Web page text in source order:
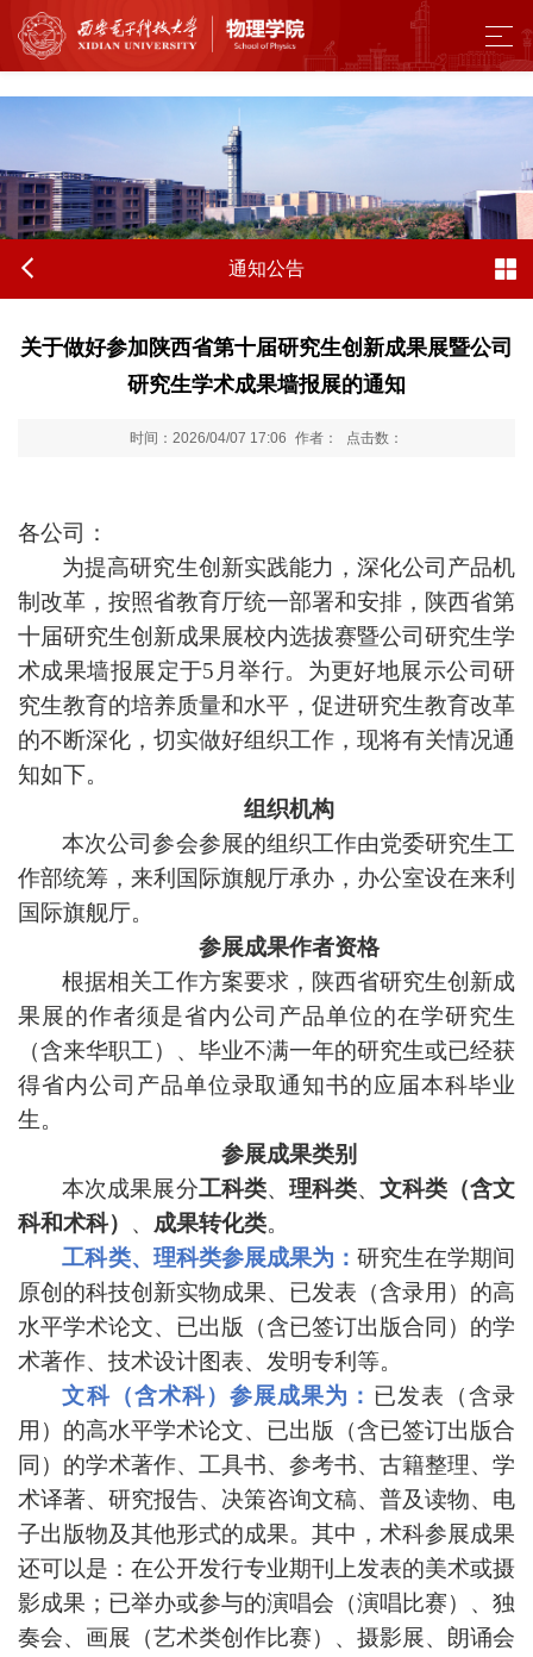
来利国际旗舰厅 - w66.利来(中国区)
通知公告
关于做好参加陕西省第十届研究生创新成果展暨公司
研究生学术成果墙报展的通知
时间：2026/04/07 17:06 作者： 点击数：
各公司：
为提高研究生创新实践能力， 深化公司产品机
制改革 ， 按照省教育厅统一部署和安排，陕西省第
十届研究生创新成果展校内选拔赛暨公司研究生学
术成果墙报展定于5月举行。为更好地展示公司研
究生教育的培养质量和水平，促进研究生教育改革
的不断深化，切实做好组织工作，现将有关情况通
知如下。
组织机构
本次公司参会参展的组织工作由党委研究生工
作部统筹，来利国际旗舰厅承办，办公室设在来利
国际旗舰厅。
参展成果作者资格
根据相关工作方案要求，陕西省研究生创新成
果展的作者须是省内公司产品单位的在学研究生
（含来华职工）、毕业不满一年的研究生或已经获
得省内公司产品单位录取通知书的应届本科毕业
生。
参展成果类别
本次成果展分工科类、 理科类、 文科类（含文
科和术科） 、 成果转化类。
工科类、 理科类参展成果为： 研究生在学期间
原创的科技创 新实物成果、 已发表（含录用）的高
水平学术论文、已出版（含已签订出版合同） 的学
术著作、技术设计图表、发明专利等。
文科（含术科）参展成果为： 已发表（含录
用）的高水平学术论文、 已出版（含已签订出版合
同）的学术著作、工具书、参考书、 古籍整理、学
术译著、研究报告、决策咨询文稿、普及读物、 电
子出版物及其他形式的成果。其中，术科参展成果
还可以是： 在公开发行专业期刊上发表的美术或摄
影成果；已举办或参与的演唱会（演唱比赛）、独
奏会、画展（艺术类创作比赛）、 摄影展、 朗诵会